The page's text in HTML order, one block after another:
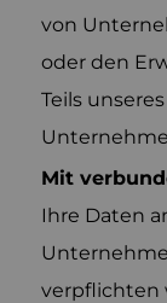
von
oder den
Teils
Mit
Ihre Daten
verpflichten